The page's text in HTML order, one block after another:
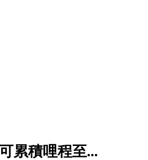
累積哩程至...